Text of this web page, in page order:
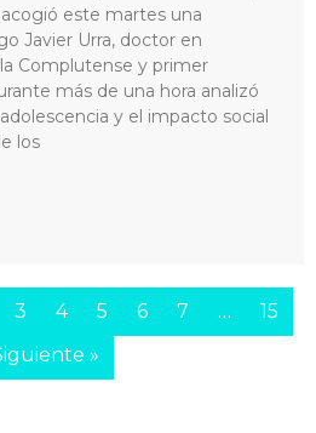
este martes una
Javier Urra, doctor en
Complutense y primer
más de una hora analizó
y el impacto social
los
3 4 5 6 7 …
15
»